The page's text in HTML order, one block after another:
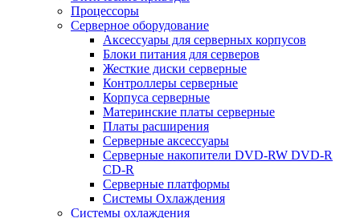
Процессоры
Серверное оборудование
Аксессуары для серверных корпусов
Блоки питания для серверов
Жесткие диски серверные
Контроллеры серверные
Корпуса серверные
Материнские платы серверные
Платы расширения
Серверные аксессуары
Серверные накопители DVD-RW DVD-R
CD-R
Серверные платформы
Системы Охлаждения
Системы охлаждения